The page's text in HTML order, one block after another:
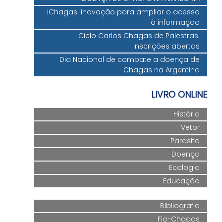
iChagas: inovação para ampliar o acesso
à informação
Ciclo Carlos Chagas de Palestras:
inscrições abertas
Dia Nacional de combate a doença de
Chagas na Argentina
LIVRO ONLINE
História
Vetor
Parasito
Doença
Ecologia
Educação
Bibliografia
Fio-Chagas